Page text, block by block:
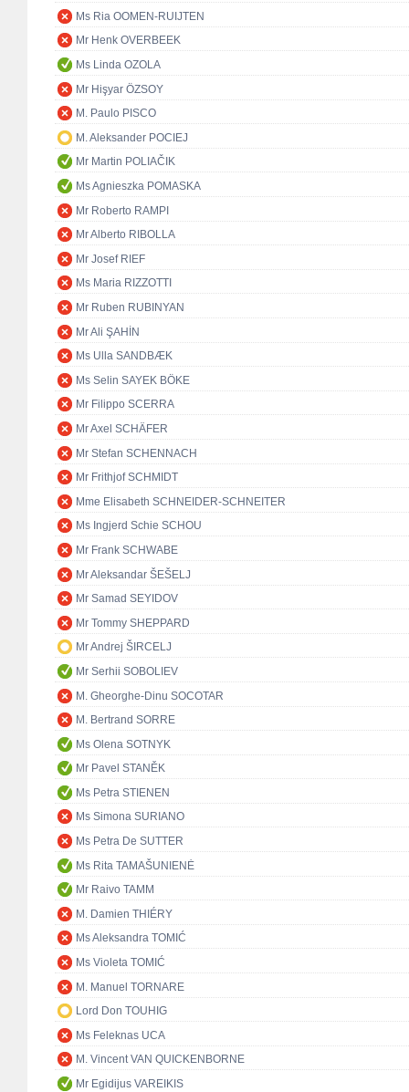
Ms Ria OOMEN-RUIJTEN
Mr Henk OVERBEEK
Ms Linda OZOLA
Mr Hişyar ÖZSOY
M. Paulo PISCO
M. Aleksander POCIEJ
Mr Martin POLIAČIK
Ms Agnieszka POMASKA
Mr Roberto RAMPI
Mr Alberto RIBOLLA
Mr Josef RIEF
Ms Maria RIZZOTTI
Mr Ruben RUBINYAN
Mr Ali ŞAHİN
Ms Ulla SANDBÆK
Ms Selin SAYEK BÖKE
Mr Filippo SCERRA
Mr Axel SCHÄFER
Mr Stefan SCHENNACH
Mr Frithjof SCHMIDT
Mme Elisabeth SCHNEIDER-SCHNEITER
Ms Ingjerd Schie SCHOU
Mr Frank SCHWABE
Mr Aleksandar ŠEŠELJ
Mr Samad SEYIDOV
Mr Tommy SHEPPARD
Mr Andrej ŠIRCELJ
Mr Serhii SOBOLIEV
M. Gheorghe-Dinu SOCOTAR
M. Bertrand SORRE
Ms Olena SOTNYK
Mr Pavel STANĚK
Ms Petra STIENEN
Ms Simona SURIANO
Ms Petra De SUTTER
Ms Rita TAMAŠUNIENĖ
Mr Raivo TAMM
M. Damien THIÉRY
Ms Aleksandra TOMIĆ
Ms Violeta TOMIĆ
M. Manuel TORNARE
Lord Don TOUHIG
Ms Feleknas UCA
M. Vincent VAN QUICKENBORNE
Mr Egidijus VAREIKIS